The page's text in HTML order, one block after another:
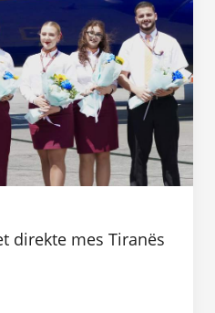
direkte mes Tiranës